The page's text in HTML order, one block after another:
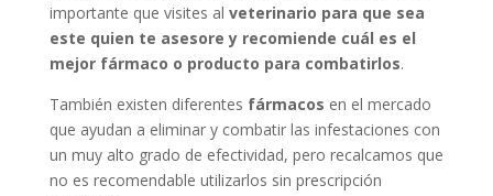
importante que visites al veterinario para que sea
este quien te asesore y recomiende cuál es el
mejor fármaco o producto para combatirlos.
También existen diferentes fármacos en el mercado
que ayudan a eliminar y combatir las infestaciones con
un muy alto grado de efectividad, pero recalcamos que
no es recomendable utilizarlos sin prescripción